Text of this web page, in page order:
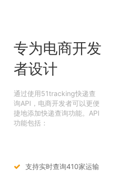
专为电商开发
者设计
通过使用51tracking快递查
询API，电商开发者可以更便
捷地添加快递查询功能。API
功能包括：
支持实时查询410家运输